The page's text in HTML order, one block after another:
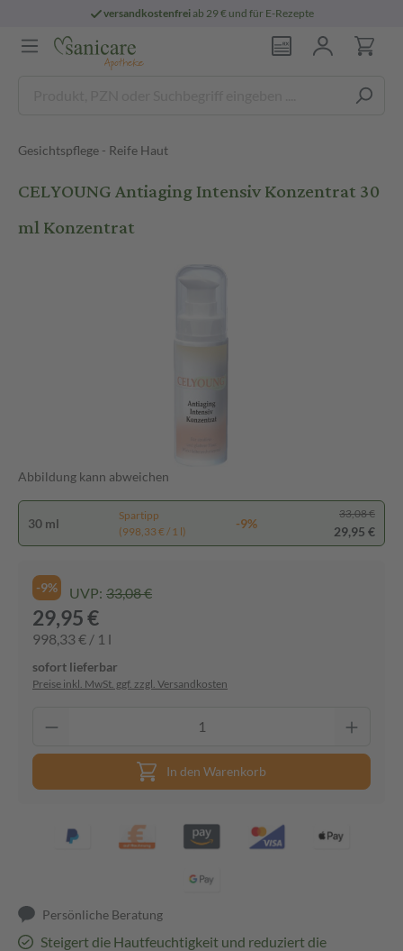
versandkostenfreiab 29 € und für E-Rezepte
Gesichtspflege - Reife Haut
CELYOUNG Antiaging Intensiv Konzentrat 30
ml Konzentrat
Abbildung kann abweichen
30 ml
Spartipp
(998,33 € / 1 l)
-9%
33,08 €
29,95 €
-9% UVP: 33,08 €
29,95 €
998,33 € / 1 l
sofort lieferbar
Preise inkl. MwSt. ggf. zzgl. Versandkosten
In den Warenkorb
Persönliche Beratung
Steigert die Hautfeuchtigkeit und reduziert die